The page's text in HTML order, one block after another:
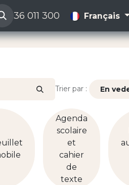
36 011 300 Français
Trier par : En
Agenda
scolaire
et
cahier
de
texte